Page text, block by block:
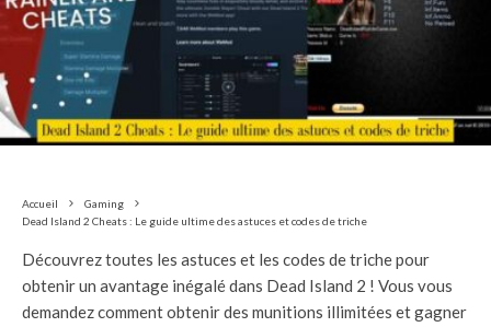
Accueil
Gaming
Dead Island 2 Cheats : Le guide ultime des astuces et codes de triche
Découvrez toutes les astuces et les codes de triche pour
obtenir un avantage inégalé dans Dead Island 2 ! Vous vous
demandez comment obtenir des munitions illimitées et gagner